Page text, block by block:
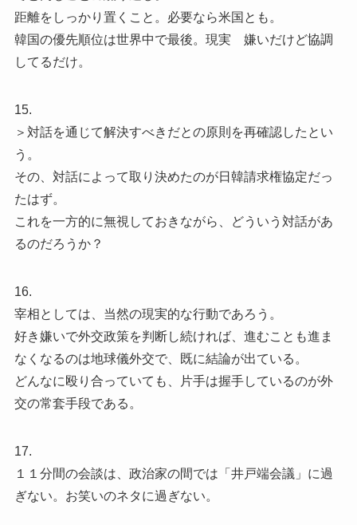
距離をしっかり置くこと。必要なら米国とも。
韓国の優先順位は世界中で最後。現実 嫌いだけど協調
してるだけ。
15.
＞対話を通じて解決すべきだとの原則を再確認したとい
う。
その、対話によって取り決めたのが日韓請求権協定だっ
たはず。
これを一方的に無視しておきながら、どういう対話があ
るのだろうか？
16.
宰相としては、当然の現実的な行動であろう。
好き嫌いで外交政策を判断し続ければ、進むことも進ま
なくなるのは地球儀外交で、既に結論が出ている。
どんなに殴り合っていても、片手は握手しているのが外
交の常套手段である。
17.
１１分間の会談は、政治家の間では「井戸端会議」に過
ぎない。お笑いのネタに過ぎない。